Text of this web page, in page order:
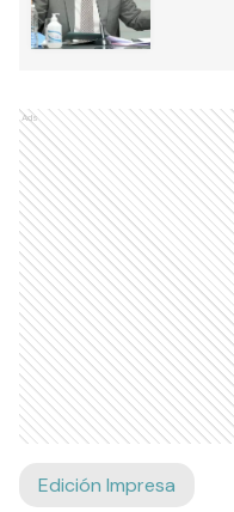
Ads
Edición Impresa